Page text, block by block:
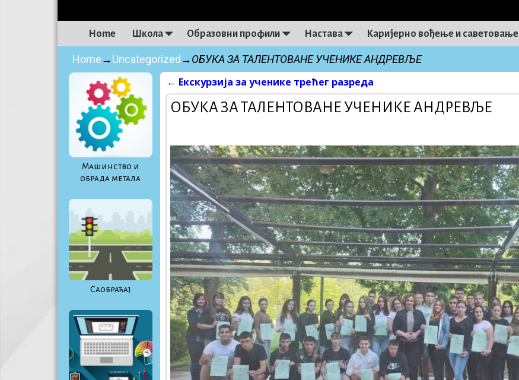
Home Школа Образовни профили Настава Каријерно вођење и саветовање
Home→Uncategorized →ОБУКА ЗА ТАЛЕНТОВАНЕ УЧЕНИКЕ АНДРЕВЉЕ
Post navigation
← Екскурзија за ученике трећег разреда
ОБУКА ЗА ТАЛЕНТОВАНЕ УЧЕНИКЕ АНДРЕВЉЕ
Maшинство и
обрада метала
Саобраћај